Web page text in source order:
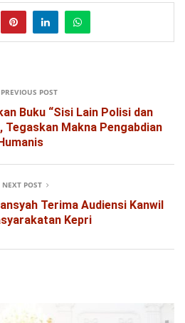
PREVIOUS POST
Buku “Sisi Lain Polisi dan
Makna Pengabdian
Humanis
NEXT POST
Terima Audiensi Kanwil
Kepri